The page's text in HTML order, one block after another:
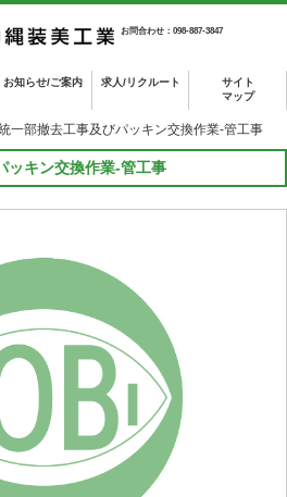
お問合わせ：098-887-3847
お知らせ/ご案内 求人/リクルート
サイト
マップ
一部撤去工事及びパッキン交換作業-管工事
ッキン交換作業-管工事